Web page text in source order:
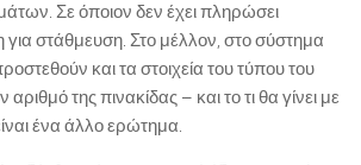
Σε όποιον δεν έχει πληρώσει
για στάθμευση. Στο μέλλον, στο σύστημα
και τα στοιχεία του τύπου του
της πινακίδας – και το τι θα γίνει με
ένα άλλο ερώτημα.